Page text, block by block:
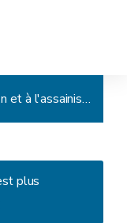
Décret relatif à la gestion et à l'assainissement des sols
plus